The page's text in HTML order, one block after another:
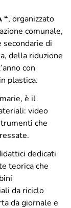
“, organizzato
comunale,
di
della riduzione
con
plastica.
è il
video
che
dedicati
teorica che
da riciclo
da giornale e